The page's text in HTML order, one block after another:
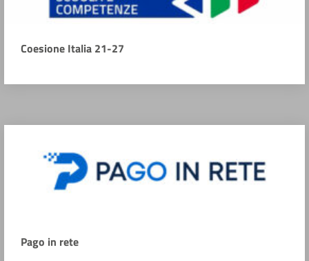
Coesione Italia 21-27
Pago in rete